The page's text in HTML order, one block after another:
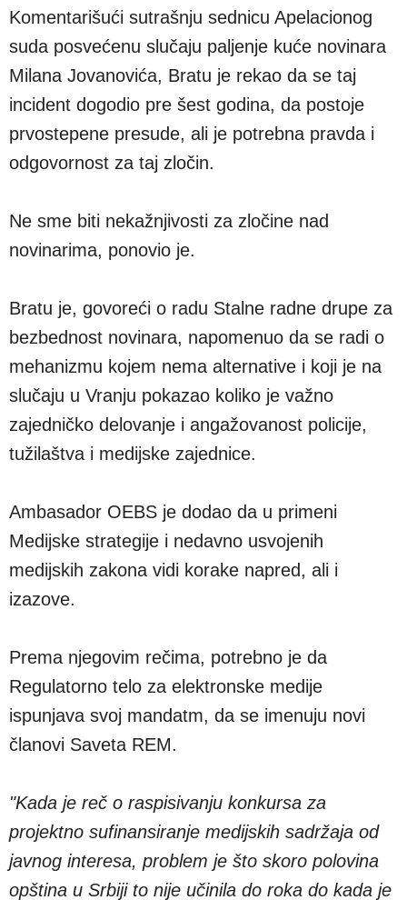
Komentarišući sutrašnju sednicu Apelacionog
suda posvećenu slučaju paljenje kuće novinara
Milana Jovanovića, Bratu je rekao da se taj
incident dogodio pre šest godina, da postoje
prvostepene presude, ali je potrebna pravda i
odgovornost za taj zločin.
Ne sme biti nekažnjivosti za zločine nad
novinarima, ponovio je.
Bratu je, govoreći o radu Stalne radne drupe za
bezbednost novinara, napomenuo da se radi o
mehanizmu kojem nema alternative i koji je na
slučaju u Vranju pokazao koliko je važno
zajedničko delovanje i angažovanost policije,
tužilaštva i medijske zajednice.
Ambasador OEBS je dodao da u primeni
Medijske strategije i nedavno usvojenih
medijskih zakona vidi korake napred, ali i
izazove.
Prema njegovim rečima, potrebno je da
Regulatorno telo za elektronske medije
ispunjava svoj mandatm, da se imenuju novi
članovi Saveta REM.
"Kada je reč o raspisivanju konkursa za
projektno sufinansiranje medijskih sadržaja od
javnog interesa, problem je što skoro polovina
opština u Srbiji to nije učinila do roka do kada je